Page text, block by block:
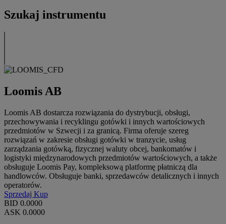
Szukaj instrumentu
Loomis AB
Loomis AB dostarcza rozwiązania do dystrybucji, obsługi,
przechowywania i recyklingu gotówki i innych wartościowych
przedmiotów w Szwecji i za granicą. Firma oferuje szereg
rozwiązań w zakresie obsługi gotówki w tranzycie, usług
zarządzania gotówką, fizycznej waluty obcej, bankomatów i
logistyki międzynarodowych przedmiotów wartościowych, a także
obsługuje Loomis Pay, kompleksową platformę płatniczą dla
handlowców. Obsługuje banki, sprzedawców detalicznych i innych
operatorów.
Sprzedaj Kup
BID 0.0000
ASK 0.0000